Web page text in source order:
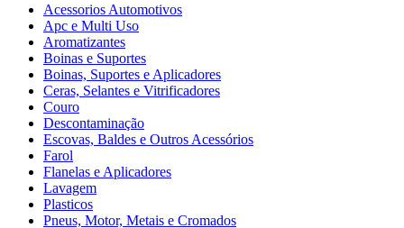
Acessorios Automotivos
Apc e Multi Uso
Aromatizantes
Boinas e Suportes
Boinas, Suportes e Aplicadores
Ceras, Selantes e Vitrificadores
Couro
Descontaminação
Escovas, Baldes e Outros Acessórios
Farol
Flanelas e Aplicadores
Lavagem
Plasticos
Pneus, Motor, Metais e Cromados